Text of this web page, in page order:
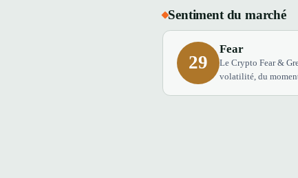
Sentiment du marché
29
Fear
Le Crypto Fear &
volatilité, du